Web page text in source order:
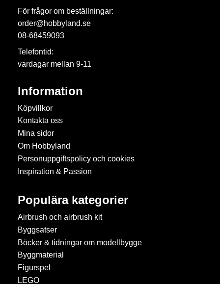
För frågor om beställningar:
order@hobbyland.se
08-68459093
Telefontid:
vardagar mellan 9-11
Information
Köpvillkor
Kontakta oss
Mina sidor
Om Hobbyland
Personuppgiftspolicy och cookies
Inspiration & Passion
Populära kategorier
Airbrush och airbrush kit
Byggsatser
Böcker & tidningar om modellbygge
Byggmaterial
Figurspel
LEGO